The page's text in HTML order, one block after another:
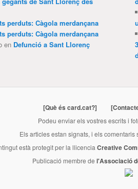
perduts: Càgola merdançana
perduts: Càgola merdançana
en Defunció a Sant Llorenç
[Què és card.cat?]
Podeu enviar els vostres escrits i
Els articles estan signats, i els
està protegit per la llicencia Creative
Publicació membre de l'Associació